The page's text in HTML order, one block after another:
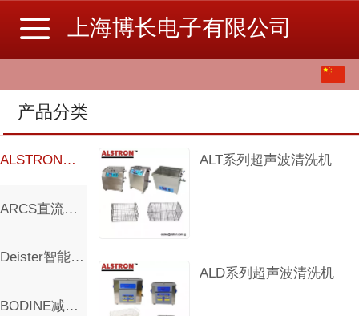
上海博长电子有限公司
产品分类
ALSTRON超声波清洗机
ARCS直流调速器
Deister智能钥匙管理系统
BODINE减速电机控制器
ALT系列超声波清洗机
ALD系列超声波清洗机